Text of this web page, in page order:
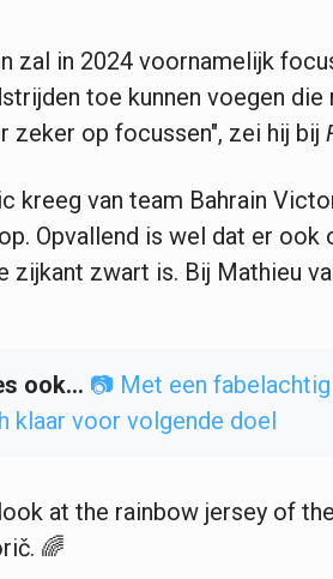
zal in 2024 voornamelijk
toe kunnen voegen
zeker op focussen", zei hij bij
kreeg van team Bahrain
Opvallend is wel dat er
zijkant zwart is. Bij Mathieu
ook... 📷 Met een
klaar voor volgende doel
at the rainbow jersey of
🌈